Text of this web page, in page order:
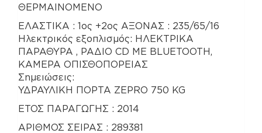
ΘΕΡΜΑΙΝΟΜΕΝΟ
EΛΑΣΤΙΚΑ : 1ος +2ος ΑΞΟΝΑΣ : 235/65/16
Ηλεκτρικός εξοπλισμός: ΗΛΕΚΤΡΙΚΑ
ΠΑΡΑΘΥΡΑ , ΡΑΔΙΟ CD ME BLUETOOTH,
KAMEΡΑ ΟΠΙΣΘΟΠΟΡΕΙΑΣ
Σημειώσεις:
ΥΔΡΑΥΛΙΚΗ ΠΟΡΤΑ ZEPRO 750 KG
ΕΤΟΣ ΠΑΡΑΓΩΓΗΣ : 2014
AΡΙΘΜΟΣ ΣΕΙΡΑΣ : 289381